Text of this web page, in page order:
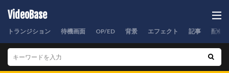
VideoBase
トランジション 待機画面 OP/ED 背景 エフェクト 記事 配信